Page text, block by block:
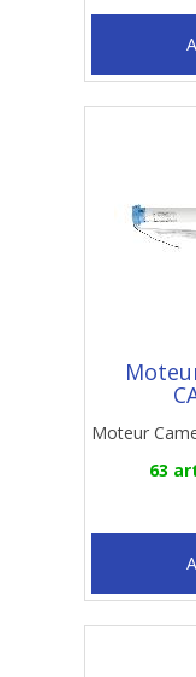
Moteur
63